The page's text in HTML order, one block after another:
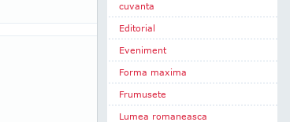
cuvanta
Editorial
Eveniment
Forma maxima
Frumusete
Lumea romaneasca